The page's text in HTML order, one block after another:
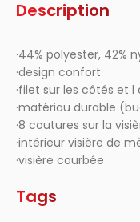
Description
·44% polyester, 42%
·design confort
·filet sur les côtés et l
·matériau durable
·8 coutures sur la
·intérieur visière de
·visière courbée
Tags